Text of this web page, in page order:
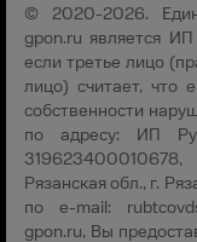
© 2020-2026.
gpon.ru является
если третье лицо
лицо) считает, что
собственности
по адресу: ИП
Рязанская обл., г.
по e-mail:
gpon.ru, Вы